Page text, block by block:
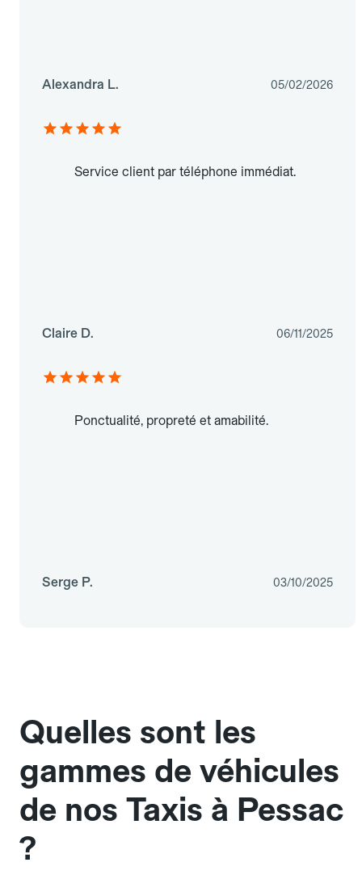
Alexandra L. 05/02/2026
Service client par téléphone immédiat.
Claire D. 06/11/2025
Ponctualité, propreté et amabilité.
Serge P. 03/10/2025
Quelles sont les
gammes de véhicules
de nos Taxis à Pessac
?